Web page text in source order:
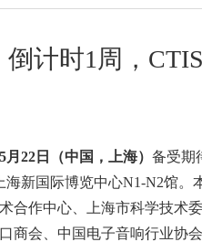
倒计时1周，
月22日（中国，上海） 备受期
海新国际博览中心N1-N2馆
合作中心、上海市科学技术
商会、中国电子音响行业协